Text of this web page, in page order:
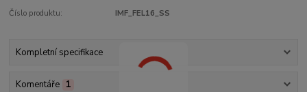
Číslo produktu: IMF_FEL16_SS
Kompletní specifikace
Komentáře 1